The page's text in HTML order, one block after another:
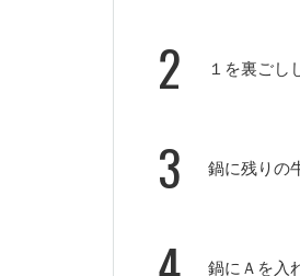
2 １を裏ごし
3 鍋に残りの
鍋にＡを入